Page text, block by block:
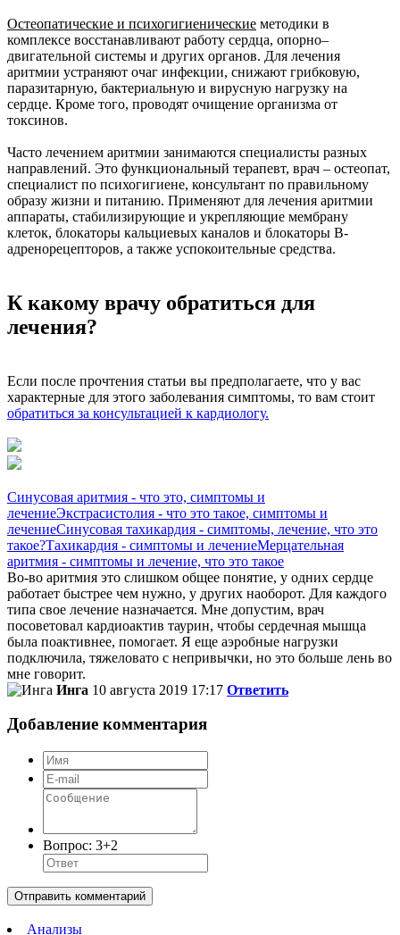
Остеопатические и психогигиенические методики в
комплексе восстанавливают работу сердца, опорно–
двигательной системы и других органов. Для лечения
аритмии устраняют очаг инфекции, снижают грибковую,
паразитарную, бактериальную и вирусную нагрузку на
сердце. Кроме того, проводят очищение организма от
токсинов.
Часто лечением аритмии занимаются специалисты разных
направлений. Это функциональный терапевт, врач – остеопат,
специалист по психогигиене, консультант по правильному
образу жизни и питанию. Применяют для лечения аритмии
аппараты, стабилизирующие и укрепляющие мембрану
клеток, блокаторы кальциевых каналов и блокаторы B-
адренорецепторов, а также успокоительные средства.
К какому врачу обратиться для
лечения?
Если после прочтения статьи вы предполагаете, что у вас
характерные для этого заболевания симптомы, то вам стоит
обратиться за консультацией к кардиологу.
Синусовая аритмия - что это, симптомы и
лечениеЭкстрасистолия - что это такое, симптомы и
лечениеСинусовая тахикардия - симптомы, лечение, что это
такое?Тахикардия - симптомы и лечениеМерцательная
аритмия - симптомы и лечение, что это такое
Во-во аритмия это слишком общее понятие, у одних сердце
работает быстрее чем нужно, у других наоборот. Для каждого
типа свое лечение назначается. Мне допустим, врач
посоветовал кардиоактив таурин, чтобы сердечная мышца
была поактивнее, помогает. Я еще аэробные нагрузки
подключила, тяжеловато с непривычки, но это больше лень во
мне говорит.
Инга 10 августа 2019 17:17 Ответить
Добавление комментария
Вопрос: 3+2
Отправить комментарий
Анализы